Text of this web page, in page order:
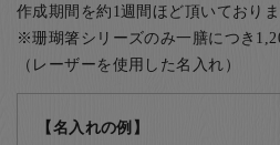
作成期間を約1週間ほど頂いておりま
※珊瑚箸シリーズのみ一膳につき
（レーザーを使用した名入れ）
【名入れの例】